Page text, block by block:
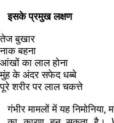
इसके प्रमुख लक्षण
तेज बुखार
नाक बहना
आंखों का लाल होना
मुंह के अंदर सफेद धब्बे
पूरे शरीर पर लाल चकत्ते
गंभीर मामलों में यह